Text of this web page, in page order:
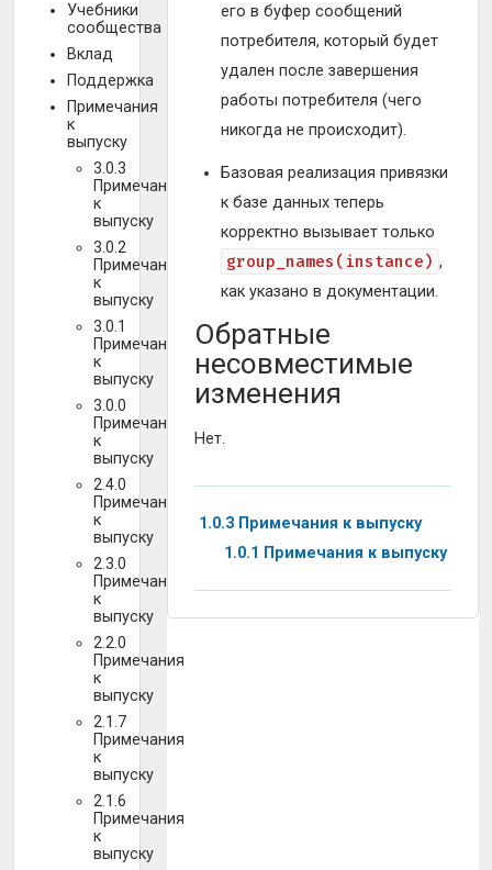
Учебники
сообщества
Вклад
Поддержка
Примечания
к
выпуску
3.0.3
Примечания
к
выпуску
3.0.2
Примечания
к
выпуску
3.0.1
Примечания
к
выпуску
3.0.0
Примечания
к
выпуску
2.4.0
Примечания
к
выпуску
2.3.0
Примечания
к
выпуску
2.2.0
Примечания
к
выпуску
2.1.7
Примечания
к
выпуску
2.1.6
Примечания
к
выпуску
его в буфер сообщений
потребителя, который будет
удален после завершения
работы потребителя (чего
никогда не происходит).
Базовая реализация привязки
к базе данных теперь
корректно вызывает только
group_names(instance) ,
как указано в документации.
Обратные
несовместимые
изменения
Нет.
1.0.3 Примечания к выпуску
1.0.1 Примечания к выпуску